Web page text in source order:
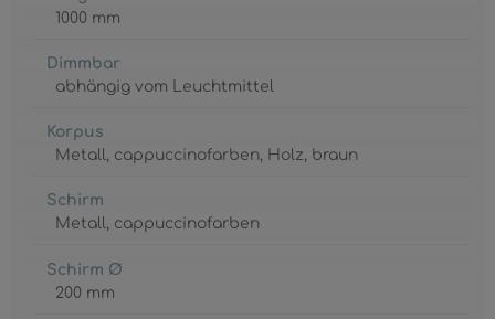
1000 mm
Dimmbar
abhängig vom Leuchtmittel
Korpus
Metall, cappuccinofarben, Holz, braun
Schirm
Metall, cappuccinofarben
Schirm Ø
200 mm